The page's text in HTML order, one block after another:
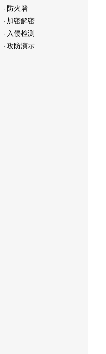
· 防火墙
· 加密解密
· 入侵检测
· 攻防演示